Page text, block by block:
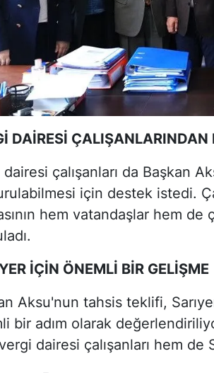
DAİRESİ ÇALIŞANLARINDAN
çalışanları da Başkan
için destek istedi.
hem vatandaşlar hem de
İÇİN ÖNEMLİ BİR GELİŞME
Aksu'nun tahsis teklifi,
bir adım olarak
dairesi çalışanları hem de